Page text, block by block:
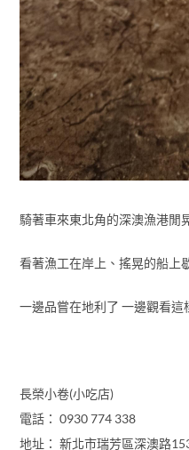
騎著車來東北角的深澳漁港閒
看著漁工在岸上、搖晃的船上
一邊品嘗在地利了 一邊觀看
長榮小卷(小吃店)
電話： 0930 774 338
地址： 新北市瑞芳區深澳路